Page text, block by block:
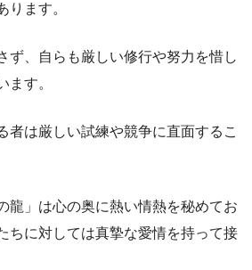
ります。
ず、自らも厳しい修行や努力を惜し
ます。
者は厳しい試練や競争に直面するこ
龍」は心の奥に熱い情熱を秘めてお
ちに対しては真摯な愛情を持って接